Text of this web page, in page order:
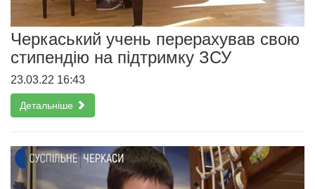
Черкаський учень перерахував свою
стипендію на підтримку ЗСУ
23.03.22 16:43
Детальніше